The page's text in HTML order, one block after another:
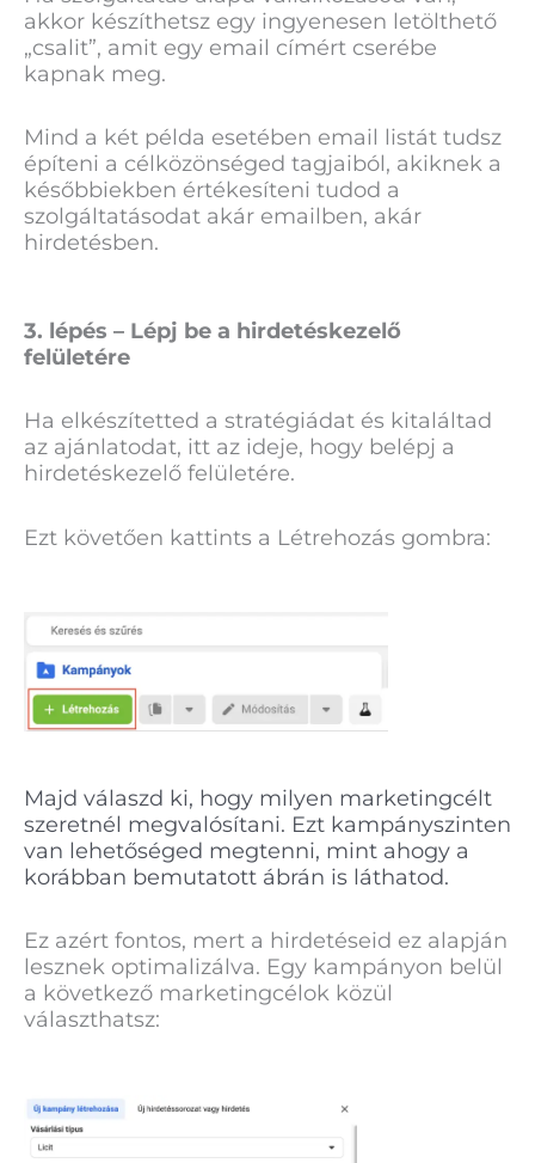
akkor készíthetsz egy ingyenesen letölthető
„csalit”, amit egy email címért cserébe
kapnak meg.
Mind a két példa esetében email listát tudsz
építeni a célközönséged tagjaiból, akiknek a
későbbiekben értékesíteni tudod a
szolgáltatásodat akár emailben, akár
hirdetésben.
3. lépés – Lépj be a hirdetéskezelő
felületére
Ha elkészítetted a stratégiádat és kitaláltad
az ajánlatodat, itt az ideje, hogy belépj a
hirdetéskezelő felületére.
Ezt követően kattints a Létrehozás gombra:
Majd válaszd ki, hogy milyen marketingcélt
szeretnél megvalósítani. Ezt kampányszinten
van lehetőséged megtenni, mint ahogy a
korábban bemutatott ábrán is láthatod.
Ez azért fontos, mert a hirdetéseid ez alapján
lesznek optimalizálva. Egy kampányon belül
a következő marketingcélok közül
választhatsz: